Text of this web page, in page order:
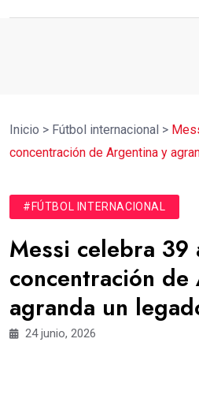
Inicio > Fútbol internacional >
concentración de Argentina y
#FÚTBOL INTERNACIONAL
Messi celebra 39
concentración
agranda un
24 junio, 2026